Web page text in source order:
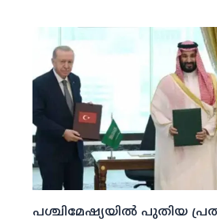
പശ്ചിമേഷ്യയില്‍ പുതിയ